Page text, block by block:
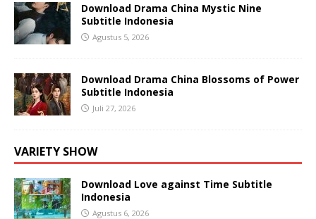
Download Drama China Mystic Nine
Subtitle Indonesia
Agustus 5, 2026
Download Drama China Blossoms of Power
Subtitle Indonesia
Juli 27, 2026
VARIETY SHOW
Download Love against Time Subtitle
Indonesia
Agustus 6, 2026